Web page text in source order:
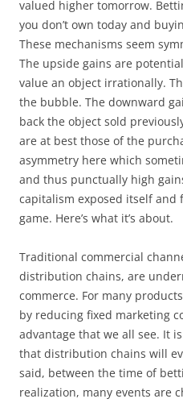
valued higher tomorrow.
you don’t own today and
These mechanisms seem
The upside gains are
value an object irrationally.
the bubble. The downward
back the object sold
are at best those of the
asymmetry here which
and thus punctually high
capitalism exposed itself and
game. Here’s what it’s about.
Traditional commercial
distribution chains, are
commerce. For many
by reducing fixed marketing
advantage that we all see. It
that distribution chains will
said, between the time of
realization, many events are